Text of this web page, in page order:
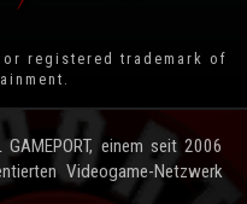
registered trademark of
einem seit 2006
Videogame-Netzwerk